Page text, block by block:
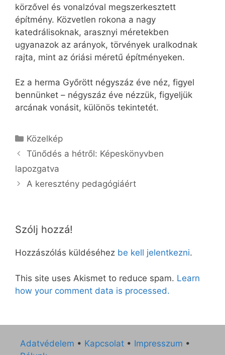
körzővel és vonalzóval megszerkesztett
építmény. Közvetlen rokona a nagy
katedrálisoknak, arasznyi méretekben
ugyanazok az arányok, törvények uralkodnak
rajta, mint az óriási méretű építményeken.
Ez a herma Győrött négyszáz éve néz, figyel
bennünket – négyszáz éve nézzük, figyeljük
arcának vonásit, különös tekintetét.
Kategória
Közelkép
Tűnődés a hétről: Képeskönyvben
lapozgatva
A keresztény pedagógiáért
Szólj hozzá!
Hozzászólás küldéséhez be kell jelentkezni.
This site uses Akismet to reduce spam. Learn
how your comment data is processed.
Adatvédelem • Kapcsolat • Impresszum •